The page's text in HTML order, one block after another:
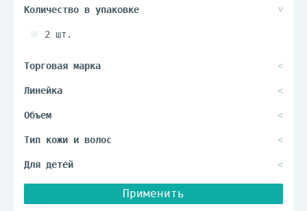
2 шт.
Применить